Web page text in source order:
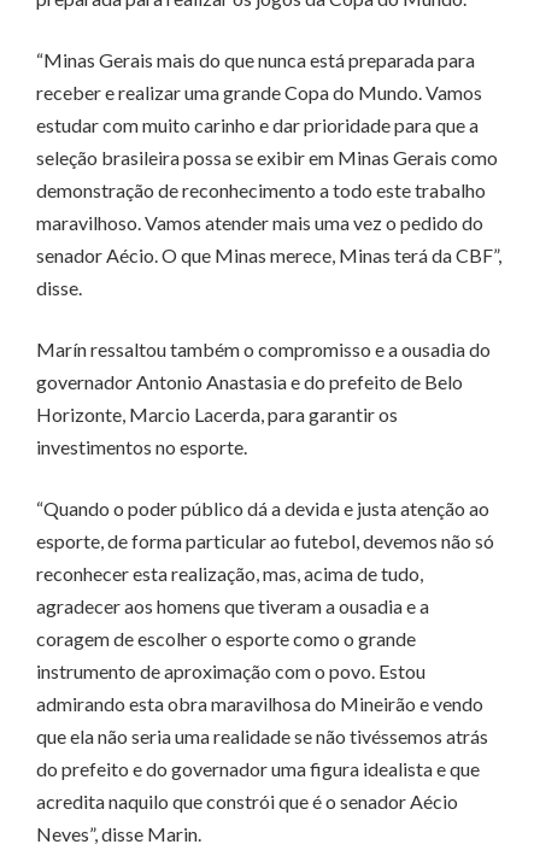
“Minas Gerais mais do que nunca está preparada para
receber e realizar uma grande Copa do Mundo. Vamos
estudar com muito carinho e dar prioridade para que a
seleção brasileira possa se exibir em Minas Gerais como
demonstração de reconhecimento a todo este trabalho
maravilhoso. Vamos atender mais uma vez o pedido do
senador Aécio. O que Minas merece, Minas terá da CBF”,
disse.
Marín ressaltou também o compromisso e a ousadia do
governador Antonio Anastasia e do prefeito de Belo
Horizonte, Marcio Lacerda, para garantir os
investimentos no esporte.
“Quando o poder público dá a devida e justa atenção ao
esporte, de forma particular ao futebol, devemos não só
reconhecer esta realização, mas, acima de tudo,
agradecer aos homens que tiveram a ousadia e a
coragem de escolher o esporte como o grande
instrumento de aproximação com o povo. Estou
admirando esta obra maravilhosa do Mineirão e vendo
que ela não seria uma realidade se não tivéssemos atrás
do prefeito e do governador uma figura idealista e que
acredita naquilo que constrói que é o senador Aécio
Neves”, disse Marin.